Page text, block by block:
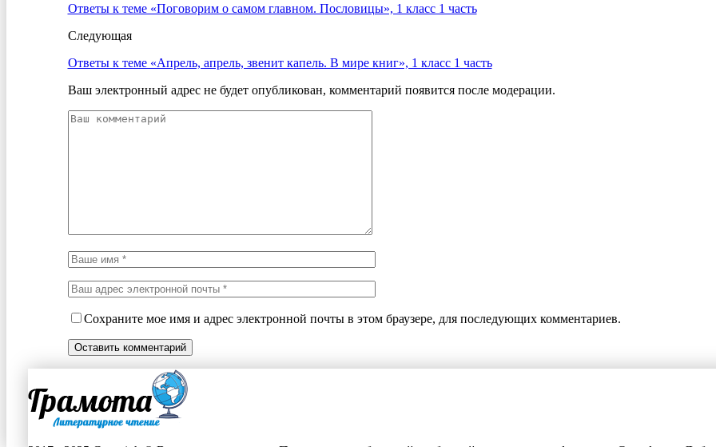
Ответы к теме «Поговорим о самом главном. Пословицы», 1 класс 1 часть
Следующая
Ответы к теме «Апрель, апрель, звенит капель. В мире книг», 1 класс 1 часть
Ваш электронный адрес не будет опубликован, комментарий появится после модерации.
Сохраните мое имя и адрес электронной почты в этом браузере, для последующих комментариев.